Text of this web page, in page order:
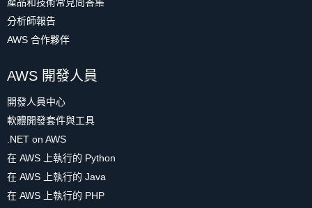
分析師報告
AWS 合作夥伴
AWS 開發人員
開發人員中心
軟體開發套件與工具
.NET on AWS
在 AWS 上執行的 Python
在 AWS 上執行的 Java
在 AWS 上執行的 PHP